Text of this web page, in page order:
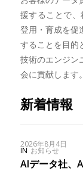
援することで
登用・育成を促
することを目的
技術のエンジン
会に貢献します。
新着情報
2026年8月4日
IN お知らせ
AIデータ社、